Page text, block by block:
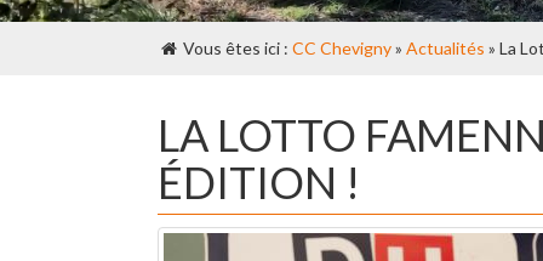
Vous êtes ici : CC Chevigny» Actualités » La
LA LOTTO
ÉDITION !